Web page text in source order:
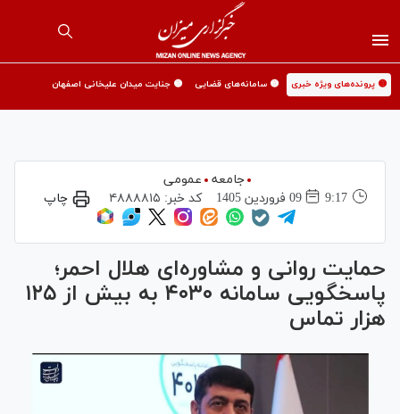
🟡 پرونده‌های ویژه خبری 🟡 سامانه‌های قضایی 🟡 جنایت میدان علیخانی اصفهان
جامعه
عمومی
9:17
09 فروردين 1405 کد خبر: ۴۸۸۸۸۱۵ چاپ
حمایت روانی و مشاوره‌ای هلال احمر؛
پاسخگویی سامانه ۴۰۳۰ به بیش از ۱۲۵
هزار تماس